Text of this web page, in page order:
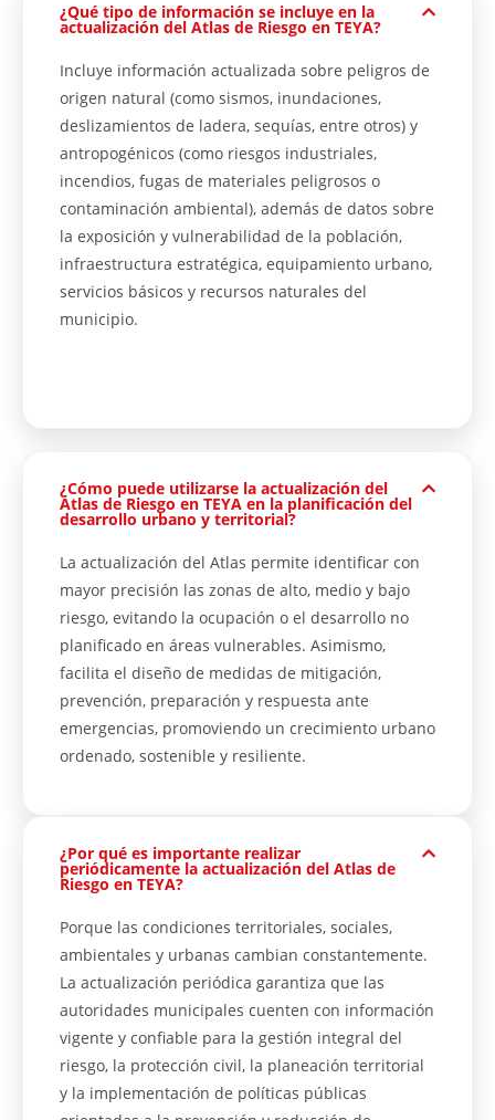
¿Qué tipo de información se incluye en la
actualización del Atlas de Riesgo en TEYA?
Incluye información actualizada sobre peligros de
origen natural (como sismos, inundaciones,
deslizamientos de ladera, sequías, entre otros) y
antropogénicos (como riesgos industriales,
incendios, fugas de materiales peligrosos o
contaminación ambiental), además de datos sobre
la exposición y vulnerabilidad de la población,
infraestructura estratégica, equipamiento urbano,
servicios básicos y recursos naturales del
municipio.
¿Cómo puede utilizarse la actualización del
Atlas de Riesgo en TEYA en la planificación del
desarrollo urbano y territorial?
La actualización del Atlas permite identificar con
mayor precisión las zonas de alto, medio y bajo
riesgo, evitando la ocupación o el desarrollo no
planificado en áreas vulnerables. Asimismo,
facilita el diseño de medidas de mitigación,
prevención, preparación y respuesta ante
emergencias, promoviendo un crecimiento urbano
ordenado, sostenible y resiliente.
¿Por qué es importante realizar
periódicamente la actualización del Atlas de
Riesgo en TEYA?
Porque las condiciones territoriales, sociales,
ambientales y urbanas cambian constantemente.
La actualización periódica garantiza que las
autoridades municipales cuenten con información
vigente y confiable para la gestión integral del
riesgo, la protección civil, la planeación territorial
y la implementación de políticas públicas